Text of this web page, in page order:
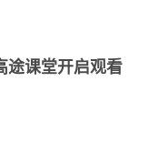
途课堂开启观看